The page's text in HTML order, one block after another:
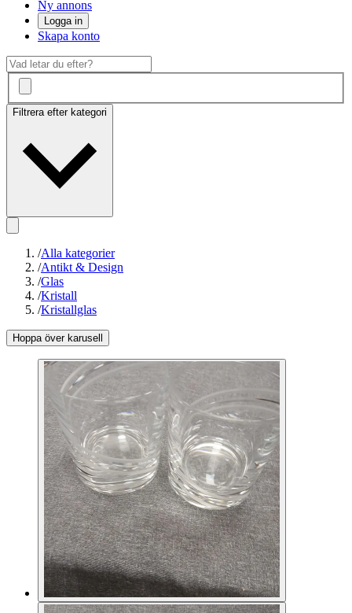
Ny annons
Logga in
Skapa konto
Filtrera efter kategori
/Alla kategorier
/Antikt & Design
/Glas
/Kristall
/Kristallglas
Hoppa över karusell